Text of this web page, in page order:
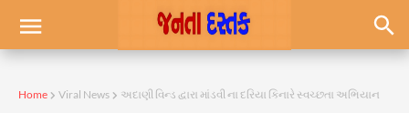
Home Viral News અદાણી વિન્ડ દ્વારા માંડવી ના દરિયા કિનારે સ્વચ્છતા અભિયાન